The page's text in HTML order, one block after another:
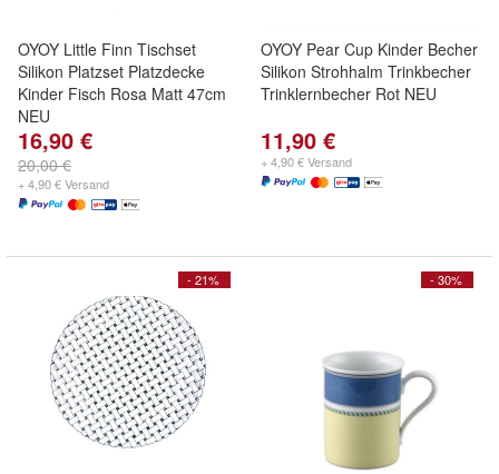
OYOY Little Finn Tischset
Silikon Platzset Platzdecke
Kinder Fisch Rosa Matt 47cm
NEU
16,90 €
20,00 €
+ 4,90 € Versand
OYOY Pear Cup Kinder Becher
Silikon Strohhalm Trinkbecher
Trinklernbecher Rot NEU
11,90 €
+ 4,90 € Versand
- 21% - 30%